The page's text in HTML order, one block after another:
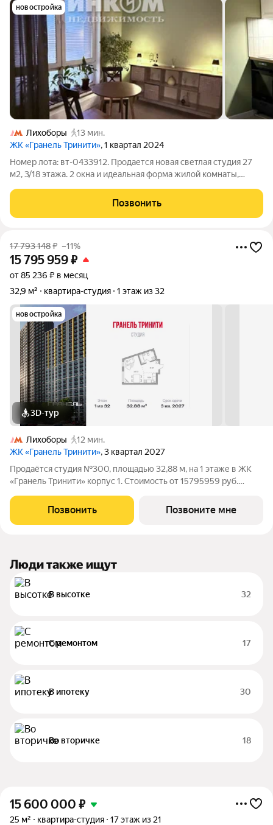
новостройка
Лихоборы
13 мин.
ЖК «Гранель Тринити», 1 квартал 2024
Номер лота: вт-0433912. Продается новая светлая студия 27
м2, 3/18 этажа. 2 окна и идеальная форма жилой комнаты,
просторная, оборудована шкафами для хранения и отделена
дверью от жилой комнаты.
Позвонить
17 793 148₽ –11%
15 795 959₽
от 85 236 ₽ в месяц
32,9 м²
квартира-студия 1 этаж из 32
новостройка
3D-тур
Лихоборы
12 мин.
ЖК «Гранель Тринити», 3 квартал 2027
Продаётся студия №300, площадью 32,88 м, на 1 этаже в ЖК
«Гранель Тринити» корпус 1. Стоимость от 15795959 руб.
двор. Жилой квартал «Гранель Тринити» расположен на
севере Москвы, в шаговой
Позвонить Позвоните мне
Люди также ищут
В высотке 32
С ремонтом 17
В ипотеку 30
Во вторичке 18
15 600 000 ₽
25 м² квартира-студия 17 этаж из 21